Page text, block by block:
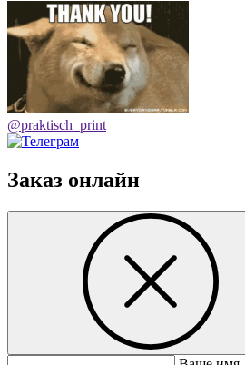
@praktisch_print
Заказ онлайн